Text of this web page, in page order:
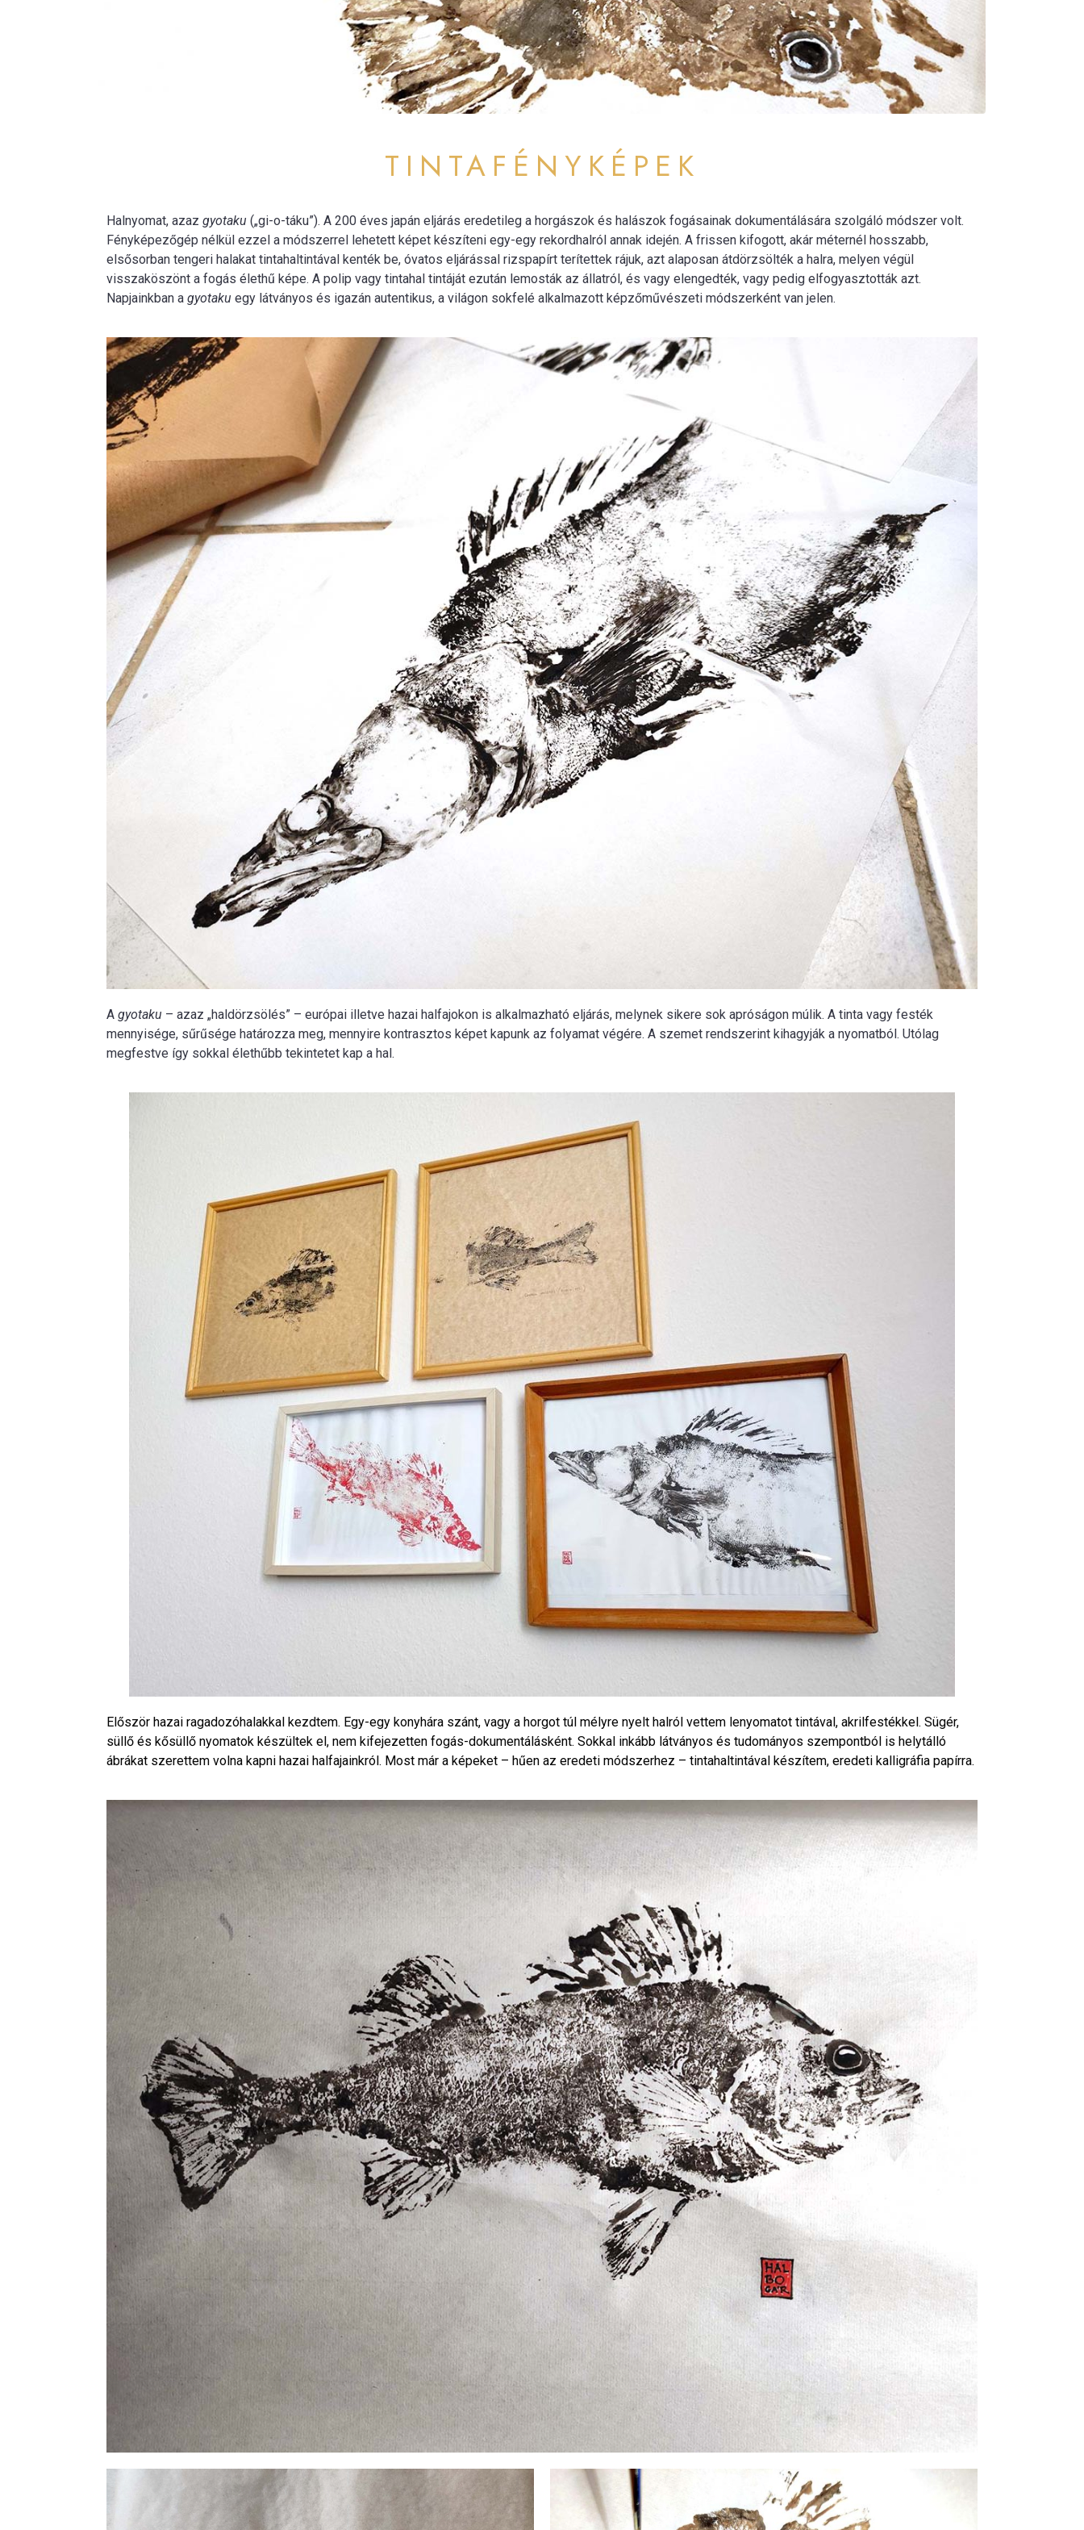
TINTAFÉNYKÉPEK
Halnyomat, azaz gyotaku („gi-o-táku”). A 200 éves japán eljárás eredetileg a horgászok és halászok fogásainak dokumentálására szolgáló módszer volt.
Fényképezőgép nélkül ezzel a módszerrel lehetett képet készíteni egy-egy rekordhalról annak idején. A frissen kifogott, akár méternél hosszabb,
elsősorban tengeri halakat tintahaltintával kenték be, óvatos eljárással rizspapírt terítettek rájuk, azt alaposan átdörzsölték a halra, melyen végül
visszaköszönt a fogás élethű képe. A polip vagy tintahal tintáját ezután lemosták az állatról, és vagy elengedték, vagy pedig elfogyasztották azt.
Napjainkban a gyotaku egy látványos és igazán autentikus, a világon sokfelé alkalmazott képzőművészeti módszerként van jelen.
A gyotaku – azaz „haldörzsölés” – európai illetve hazai halfajokon is alkalmazható eljárás, melynek sikere sok apróságon múlik. A tinta vagy festék
mennyisége, sűrűsége határozza meg, mennyire kontrasztos képet kapunk az folyamat végére. A szemet rendszerint kihagyják a nyomatból. Utólag
megfestve így sokkal élethűbb tekintetet kap a hal.
Először hazai ragadozóhalakkal kezdtem. Egy-egy konyhára szánt, vagy a horgot túl mélyre nyelt halról vettem lenyomatot tintával, akrilfestékkel. Sügér,
süllő és kősüllő nyomatok készültek el, nem kifejezetten fogás-dokumentálásként. Sokkal inkább látványos és tudományos szempontból is helytálló
ábrákat szerettem volna kapni hazai halfajainkról. Most már a képeket – hűen az eredeti módszerhez – tintahaltintával készítem, eredeti kalligráfia papírra.